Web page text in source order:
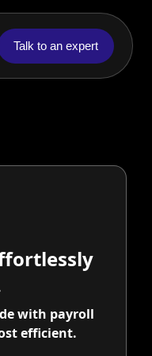
Talk to an expert
with payroll
efficient.